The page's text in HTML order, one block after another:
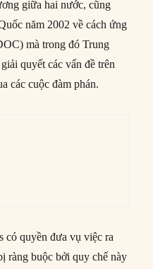
giữa hai nước, cũng
năm 2002 về cách ứng
mà trong đó Trung
quyết các vấn đề trên
các cuộc đàm phán.
có quyền đưa vụ việc ra
ràng buộc bởi quy chế này